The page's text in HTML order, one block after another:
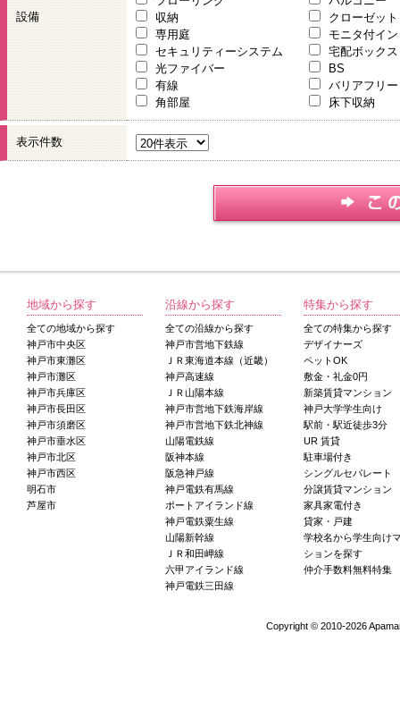
設備
収納
クローゼット
専用庭
モニタ付イ
セキュリティーシステム
宅配ボックス
光ファイバー
BS
有線
バリアフリー
角部屋
床下収納
表示件数
地域から探す
全ての地域から探す
神戸市中央区
神戸市東灘区
神戸市灘区
神戸市兵庫区
神戸市長田区
神戸市須磨区
神戸市垂水区
神戸市北区
神戸市西区
明石市
芦屋市
沿線から探す
全ての沿線から探す
神戸市営地下鉄線
ＪＲ東海道本線（近畿）
神戸高速線
ＪＲ山陽本線
神戸市営地下鉄海岸線
神戸市営地下鉄北神線
山陽電鉄線
阪神本線
阪急神戸線
神戸電鉄有馬線
ポートアイランド線
神戸電鉄粟生線
山陽新幹線
ＪＲ和田岬線
六甲アイランド線
神戸電鉄三田線
特集から探す
全ての特集から探す
デザイナーズ
ペットOK
敷金・礼金0円
新築賃貸マンション
神戸大学学生向け
駅前・駅近徒歩3分
UR 賃貸
駐車場付き
シングルセパレート
分譲賃貸マンション
家具家電付き
貸家・戸建
学校名から学生向け
ションを探す
仲介手数料無料特集
Copyright © 2010-2026